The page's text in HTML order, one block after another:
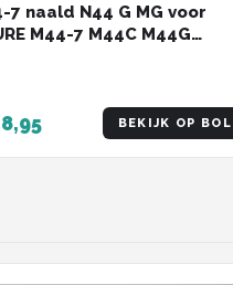
7 naald N44 G MG voor
M44-7 M44C M44G
BEKIJK OP BOL